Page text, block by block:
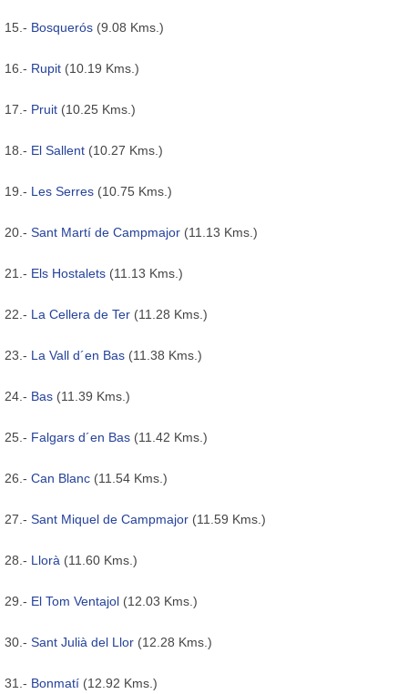
15.- Bosquerós (9.08 Kms.)
16.- Rupit (10.19 Kms.)
17.- Pruit (10.25 Kms.)
18.- El Sallent (10.27 Kms.)
19.- Les Serres (10.75 Kms.)
20.- Sant Martí de Campmajor (11.13 Kms.)
21.- Els Hostalets (11.13 Kms.)
22.- La Cellera de Ter (11.28 Kms.)
23.- La Vall d´en Bas (11.38 Kms.)
24.- Bas (11.39 Kms.)
25.- Falgars d´en Bas (11.42 Kms.)
26.- Can Blanc (11.54 Kms.)
27.- Sant Miquel de Campmajor (11.59 Kms.)
28.- Llorà (11.60 Kms.)
29.- El Tom Ventajol (12.03 Kms.)
30.- Sant Julià del Llor (12.28 Kms.)
31.- Bonmatí (12.92 Kms.)